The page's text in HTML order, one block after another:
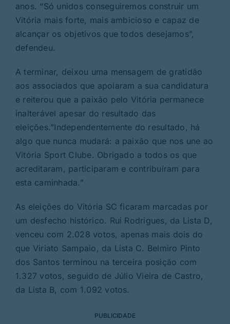
anos. “Só unidos conseguiremos construir um
Vitória mais forte, mais ambicioso e capaz de
alcançar os objetivos que todos desejamos”,
defendeu.
A terminar, deixou uma mensagem de gratidão
aos associados que apoiaram a sua candidatura
e reiterou que a paixão pelo Vitória permanece
inalterável apesar do resultado das
eleições.”Independentemente do resultado, há
algo que nunca mudará: a paixão que nos une ao
Vitória Sport Clube. Obrigado a todos os que
acreditaram, participaram e contribuíram para
esta caminhada.”
As eleições do Vitória SC ficaram marcadas por
um desfecho histórico. Rui Rodrigues, da Lista D,
venceu com 2.028 votos, apenas mais dois do
que Viriato Sampaio, da Lista C. Belmiro Pinto
dos Santos terminou na terceira posição com
1.327 votos, seguido de Júlio Vieira de Castro,
da Lista B, com 1.092 votos.
PUBLICIDADE